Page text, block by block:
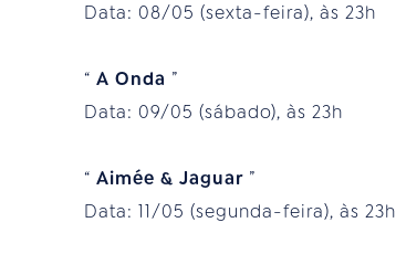
Data: 08/05 (sexta-feira), às 23h
“ A Onda ”
Data: 09/05 (sábado), às 23h
“ Aimée & Jaguar ”
Data: 11/05 (segunda-feira), às 23h